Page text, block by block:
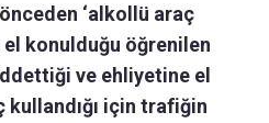
‘alkollü araç
konulduğu öğrenilen
ve ehliyetine el
için trafiğin